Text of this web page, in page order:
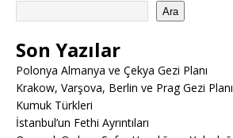
Ara
Son Yazılar
Polonya Almanya ve Çekya Gezi Planı
Krakow, Varşova, Berlin ve Prag Gezi Planı
Kumuk Türkleri
İstanbul’un Fethi Ayrıntıları